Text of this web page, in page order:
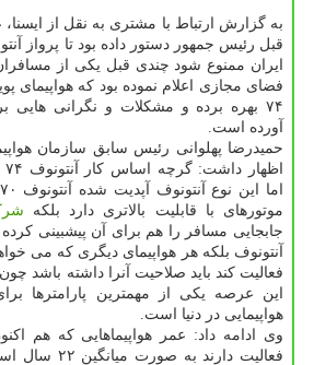
به گزارش ارتباط با مشتری به نقل از
ایران ممنوع شود چندی قبل یكی از
فضای مجازی اعلام نموده بود كه هواپیمای
۷۴ بهره برده و مشكلات و نگرانی هایی
آورده است.
حمیدرضا پهلوانی رئیس سابق سازمان
موتورهای با قابلیت بالاتری دارد بلكه
جابجایی مسافر را هم برای آن پیشبینی
آنتونوف بلكه هر هواپیمای دیگری كه می
فعالیت كند باید صلاحیت آنرا داشته باشد
این عرصه یكی از مهمترین پارامترها
هواپیمایی در دنیا است.
وی ادامه داد: عمر هواپیماهایی كه هم
فعالیت دارند